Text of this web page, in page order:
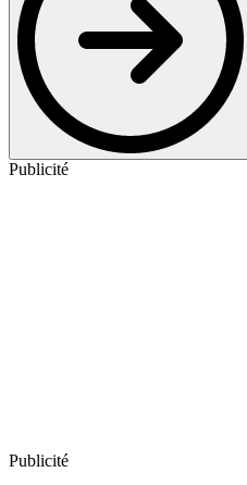
Publicité
Publicité